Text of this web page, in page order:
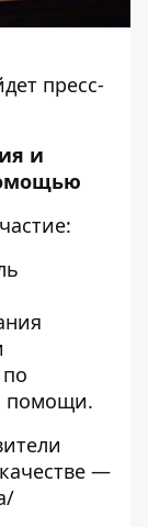
пресс-
и
помощи.
—